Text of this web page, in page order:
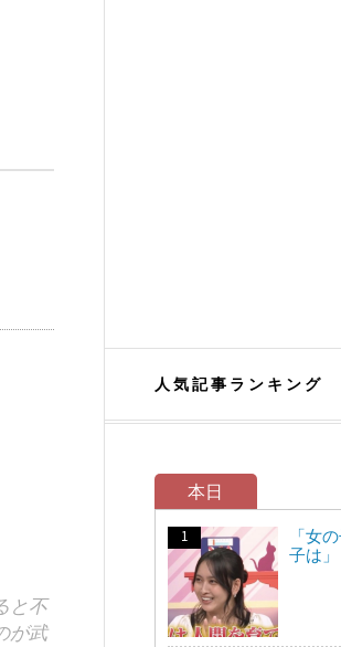
と不
が武
人気記事ランキング
本日
「女
子は